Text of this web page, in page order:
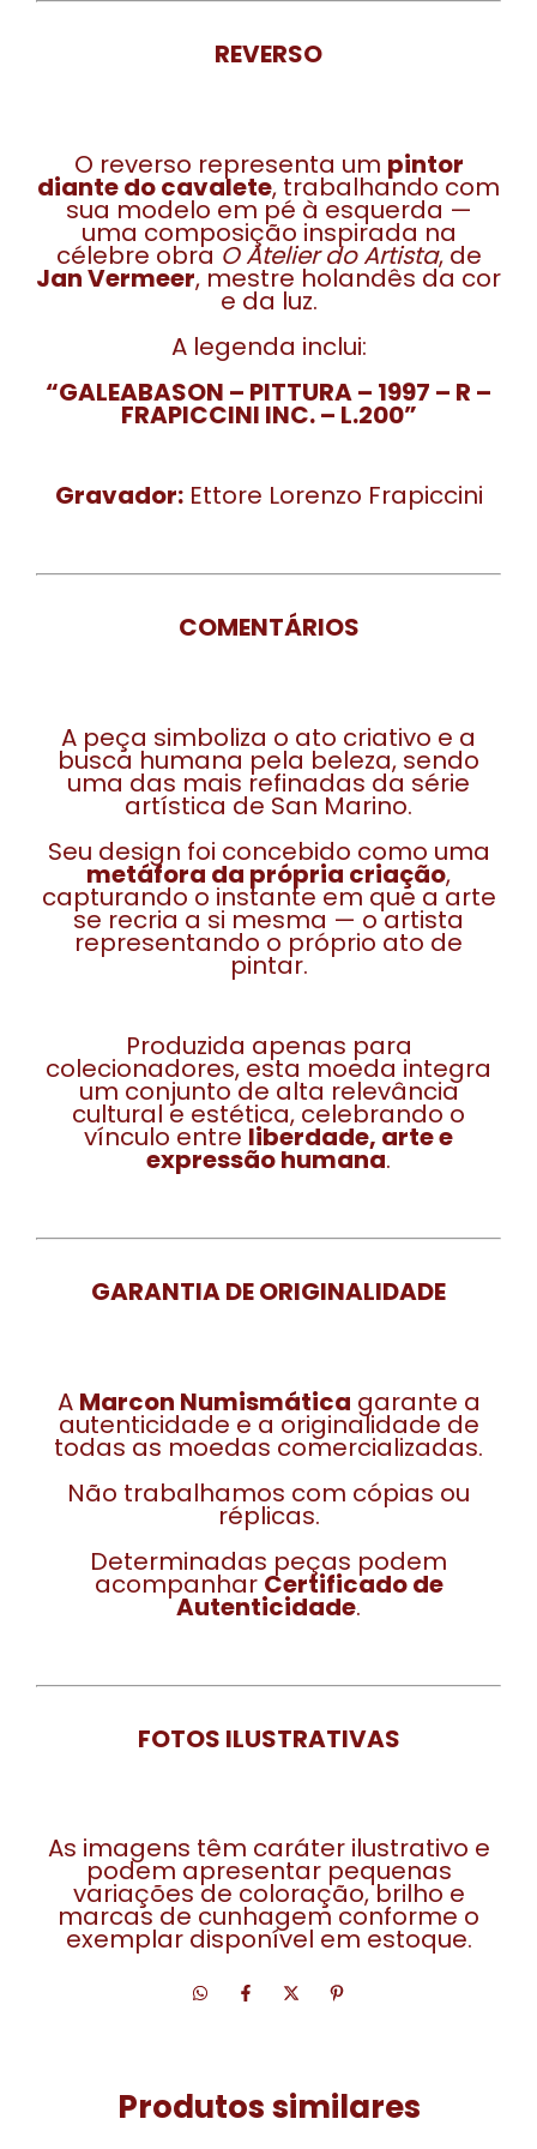
REVERSO
O reverso representa um pintor
diante do cavalete, trabalhando com
sua modelo em pé à esquerda —
uma composição inspirada na
célebre obra O Atelier do Artista, de
Jan Vermeer, mestre holandês da cor
e da luz.
A legenda inclui:
“GALEABASON – PITTURA – 1997 – R –
FRAPICCINI INC. – L.200”
Gravador:Ettore Lorenzo Frapiccini
COMENTÁRIOS
A peça simboliza o ato criativo e a
busca humana pela beleza, sendo
uma das mais refinadas da série
artística de San Marino.
Seu design foi concebido como uma
metáfora da própria criação,
capturando o instante em que a arte
se recria a si mesma — o artista
representando o próprio ato de
pintar.
Produzida apenas para
colecionadores, esta moeda integra
um conjunto de alta relevância
cultural e estética, celebrando o
vínculo entre liberdade, arte e
expressão humana.
GARANTIA DE ORIGINALIDADE
A Marcon Numismática garante a
autenticidade e a originalidade de
todas as moedas comercializadas.
Não trabalhamos com cópias ou
réplicas.
Determinadas peças podem
acompanhar Certificado de
Autenticidade.
FOTOS ILUSTRATIVAS
As imagens têm caráter ilustrativo e
podem apresentar pequenas
variações de coloração, brilho e
marcas de cunhagem conforme o
exemplar disponível em estoque.
Produtos similares